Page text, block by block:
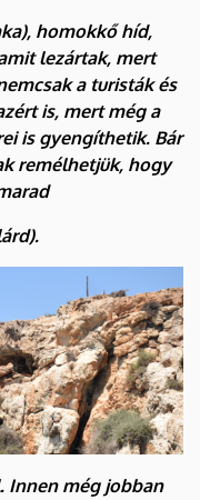
homokkő híd,
lezártak, mert
a turisták és
is, mert még a
is gyengíthetik. Bár
remélhetjük, hogy
Innen még jobban